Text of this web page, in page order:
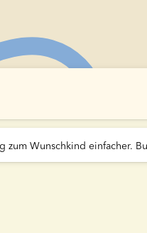
zum Wunschkind einfacher.